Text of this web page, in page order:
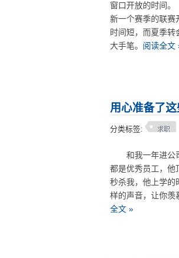
窗口开放的时间
新一个赛季的联赛
时间短，而夏季
大手笔。 阅读全文
用心准备了
分类标签: 求职
和我一年进公司
都是优秀员工，他
秒杀我，他上学的
样的声音，让你羡
全文 »